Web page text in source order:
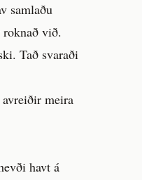
samlaðu
við.
Tað svaraði
meira
havt á